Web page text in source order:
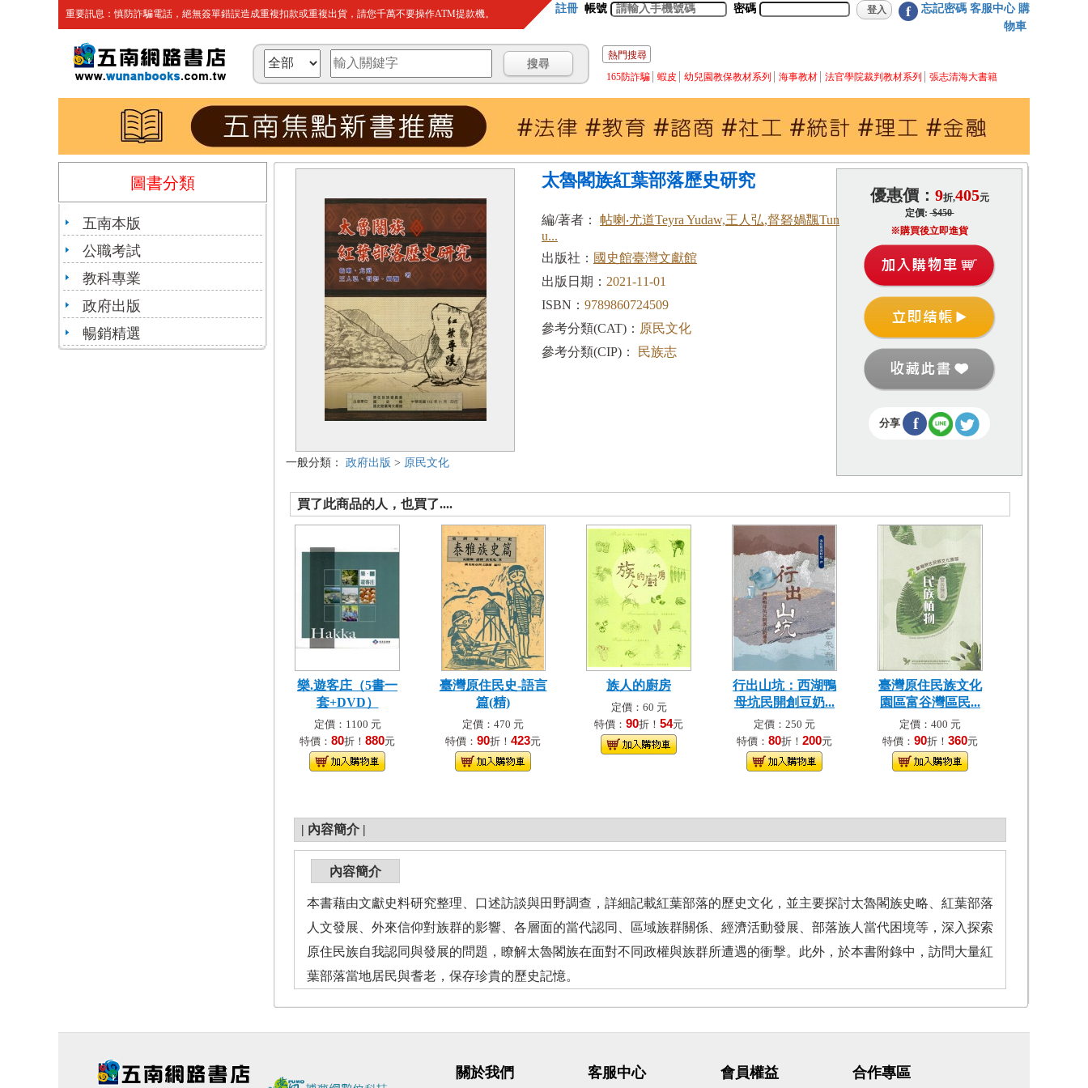
重要訊息：慎防詐騙電話，絕無簽單錯誤造成重複扣款或重複出貨，請您千萬不要操作ATM提款機。 註冊 帳號 密碼 f 忘記密碼 客服中心 購
物車
熱門搜尋
165防詐騙
蝦皮 幼兒園教保教材系列 海事教材 法官學院裁判教材系列 張志清海大書籍
圖書分類
五南本版
公職考試
教科專業
政府出版
暢銷精選
一般分類： 政府出版 > 原民文化
太魯閣族紅葉部落歷史研究
編/著者： 帖喇‧尤道Teyra Yudaw,王人弘,督砮媧飁Tun
u...
出版社： 國史館臺灣文獻館
出版日期： 2021-11-01
ISBN： 9789860724509
參考分類(CAT)： 原民文化
參考分類(CIP)：
民族志
優惠價： 9折,405元
定價:$450
※購買後立即進貨
分享 f
買了此商品的人，也買了....
樂.遊客庄（5書一
套+DVD）
定價：1100 元
特價： 80折！ 880元
臺灣原住民史-語言
篇(精)
定價：470 元
特價： 90折！ 423元
族人的廚房
定價：60 元
特價： 90折！ 54元
行出山坑：西湖鴨
母坑民開創豆奶...
定價：250 元
特價： 80折！ 200元
臺灣原住民族文化
園區富谷灣區民...
定價：400 元
特價： 90折！ 360元
| 內容簡介 |
內容簡介
本書藉由文獻史料研究整理、口述訪談與田野調查，詳細記載紅葉部落的歷史文化，並主要探討太魯閣族史略、紅葉部落
人文發展、外來信仰對族群的影響、各層面的當代認同、區域族群關係、經濟活動發展、部落族人當代困境等，深入探索
原住民族自我認同與發展的問題，瞭解太魯閣族在面對不同政權與族群所遭遇的衝擊。此外，於本書附錄中，訪問大量紅
葉部落當地居民與耆老，保存珍貴的歷史記憶。
關於我們 客服中心 會員權益 合作專區